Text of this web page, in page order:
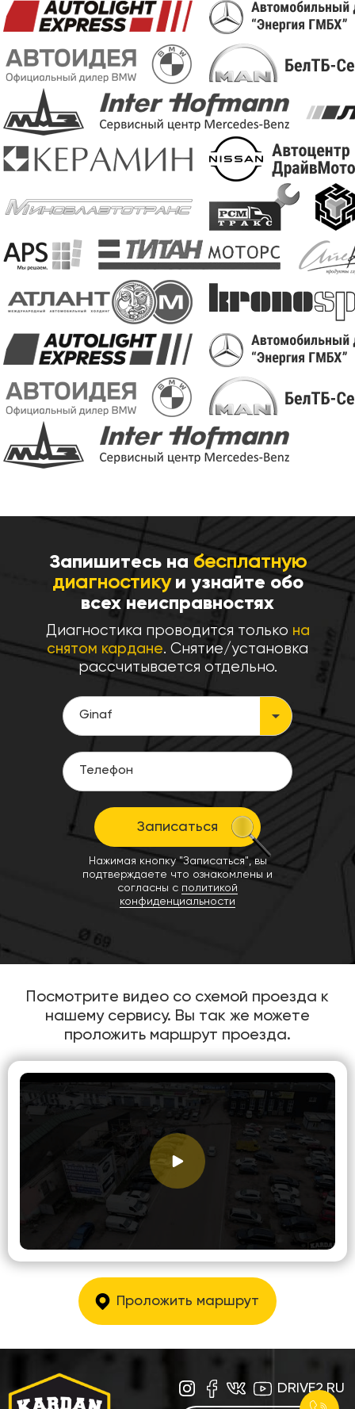
Запишитесь на бесплатную
диагностикуи узнайте обо
всех неисправностях
Диагностика проводится только на
снятом кардане. Снятие/установка
рассчитывается отдельно.
Записаться
Нажимая кнопку "Записаться", вы
подтверждаете что ознакомлены и
согласны с политикой
конфиденциальности
Посмотрите видео со схемой проезда к
нашему сервису. Вы так же можете
проложить маршрут проезда.
Проложить маршрут
DRIVE2.RU